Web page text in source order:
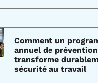
Comment un
annuel de prévention
transforme
sécurité au travail